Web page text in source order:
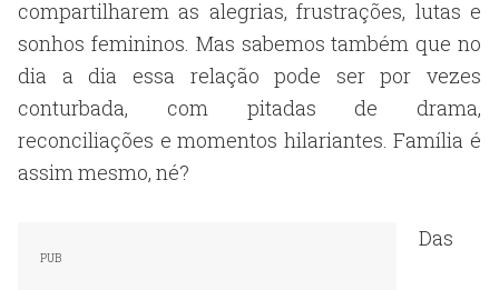
compartilharem as alegrias, frustrações, lutas e
sonhos femininos. Mas sabemos também que no
dia a dia essa relação pode ser por vezes
conturbada, com pitadas de drama,
reconciliações e momentos hilariantes. Família é
assim mesmo, né?
Das